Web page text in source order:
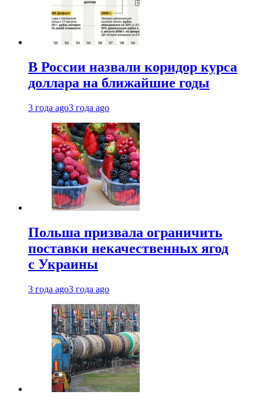
В России назвали коридор курса
доллара на ближайшие годы
3 года ago3 года ago
Польша призвала ограничить
поставки некачественных ягод
с Украины
3 года ago3 года ago